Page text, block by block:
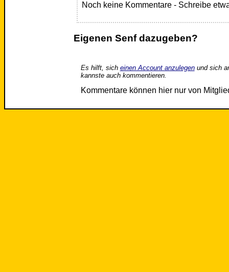
Noch keine Kommentare - Schreibe
Eigenen Senf dazugeben?
Es hilft, sich einen Account anzulegenund sich
kannste auch kommentieren.
Kommentare können hier nur von